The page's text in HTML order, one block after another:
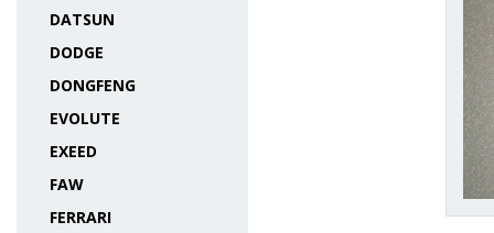
DATSUN
DODGE
DONGFENG
EVOLUTE
EXEED
FAW
FERRARI